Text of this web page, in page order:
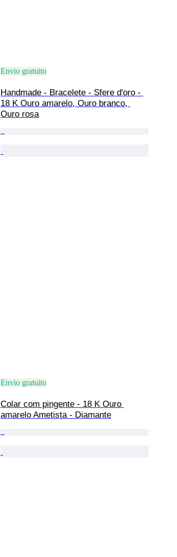
Envio gratuito
Handmade - Bracelete - Sfere d'oro -
18 K Ouro amarelo, Ouro branco,
Ouro rosa
Envio gratuito
Colar com pingente - 18 K Ouro
amarelo Ametista - Diamante